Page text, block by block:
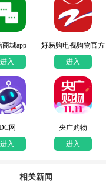
商城app
进入
好易购电视购物官方
版
进入
网
进入
央广购物
进入
相关新闻